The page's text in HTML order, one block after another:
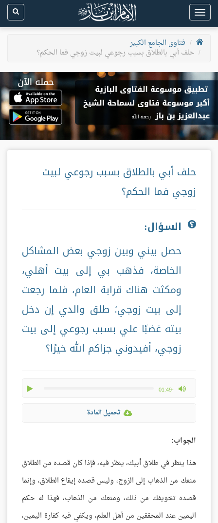
Toggle
navigation
فتاوى الجامع الكبير
حلف أبي بالطلاق بسبب رجوعي لبيت زوجي فما الحكم؟
حلف أبي بالطلاق بسبب رجوعي لبيت
زوجي فما الحكم؟
السؤال:
حصل بيني وبين زوجي بعض المشاكل
الخاصة، فذهب بي إلى بيت أهلي،
ومكثت هناك قرابة العام، فلما رجعت
إلى بيت زوجي؛ طلق والدي إن دخل
بيته غضبًا علي بسبب رجوعي إلى بيت
زوجي، أفيدوني جزاكم الله خيرًا؟
-01:49
max volume
تحميل المادة
الجواب:
هذا ينظر في طلاق أبيك، ينظر فيه، فإذا كان قصده من الطلاق
منعك من الذهاب إلى الزوج، وليس قصده إيقاع الطلاق، وإنما
قصده تخويفك من ذلك، ومنعك من الذهاب، فهذا له حكم
اليمين عند المحققين من أهل العلم، ويكفي فيه كفارة اليمين،